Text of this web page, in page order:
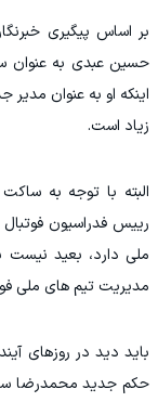
بر اساس پیگیری
حسین عبدی به عنوان
اینکه او به عنوان مدیر
زیاد است.
البته با توجه به
رییس فدراسیون
ملی دارد، بعید
مدیریت تیم های ملی
باید دید در روزهای
حکم جدید محمدرضا